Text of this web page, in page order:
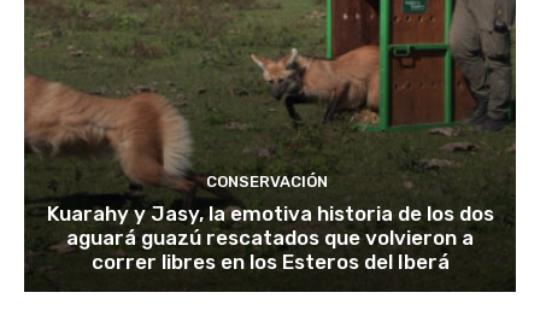
CONSERVACIÓN
Kuarahy y Jasy, la emotiva historia de los dos
aguará guazú rescatados que volvieron a
correr libres en los Esteros del Iberá